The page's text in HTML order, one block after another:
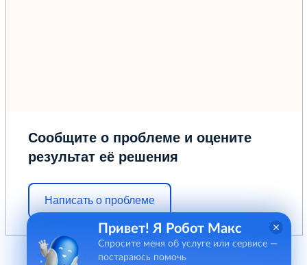
Сообщите о проблеме и оцените
результат её решения
Написать о проблеме
Привет! Я Робот Макс
Спросите меня об услуге или сервисе —
постараюсь помочь